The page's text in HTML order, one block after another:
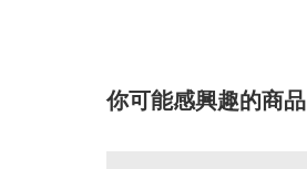
你可能感興趣的商品